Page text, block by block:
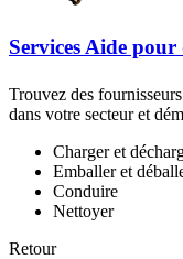
Services Aide pour
Trouvez des
dans votre secteur et
Charger et
Emballer et
Conduire
Nettoyer
Retour